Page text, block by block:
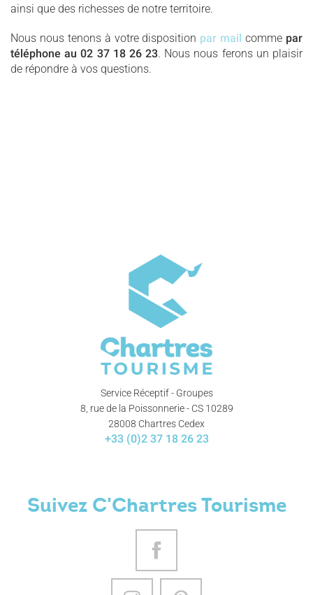
ainsi que des richesses de notre territoire.
Nous nous tenons à votre disposition par mail comme par
téléphone au 02 37 18 26 23. Nous nous ferons un plaisir
de répondre à vos questions.
Service Réceptif - Groupes
8, rue de la Poissonnerie - CS 10289
28008 Chartres Cedex
+33 (0)2 37 18 26 23
Suivez C'Chartres Tourisme